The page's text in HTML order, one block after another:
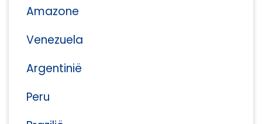
Amazone
Venezuela
Argentinië
Peru